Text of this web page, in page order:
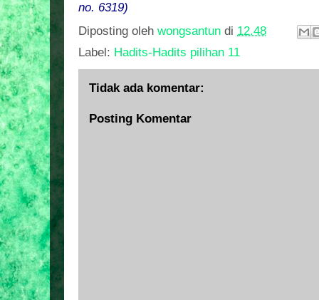
no. 6319)
Diposting oleh wongsantun di 12.48
Label: Hadits-Hadits pilihan 11
Tidak ada komentar:
Posting Komentar